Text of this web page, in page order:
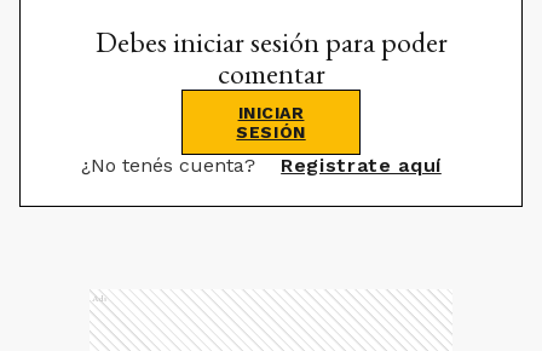
Debes iniciar sesión para poder
comentar
INICIAR
SESIÓN
¿No tenés cuenta? Registrate aquí
Ads